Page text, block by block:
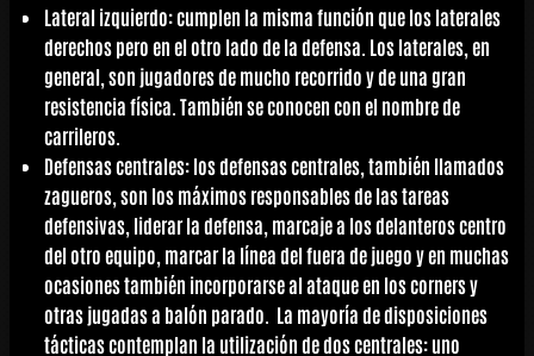
Lateral izquierdo: cumplen la misma función que los laterales
derechos pero en el otro lado de la defensa. Los laterales, en
general, son jugadores de mucho recorrido y de una gran
resistencia física. También se conocen con el nombre de
carrileros.
Defensas centrales: los defensas centrales, también llamados
zagueros, son los máximos responsables de las tareas
defensivas, liderar la defensa, marcaje a los delanteros centro
del otro equipo, marcar la línea del fuera de juego y en muchas
ocasiones también incorporarse al ataque en los corners y
otras jugadas a balón parado. La mayoría de disposiciones
tácticas contemplan la utilización de dos centrales: uno